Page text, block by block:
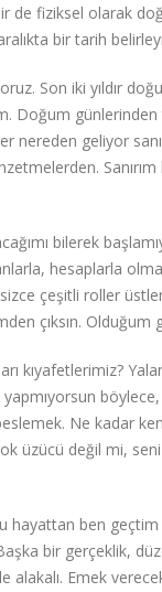
fiziksel olarak
bir tarih
Son iki yıldır
Doğum
nereden geliyor
bilerek
hesaplarla
çeşitli roller
çıksın. Olduğum
kıyafetlerimiz?
Ne kadar
üzücü değil mi,
hayattan ben
bir gerçeklik,
Emek